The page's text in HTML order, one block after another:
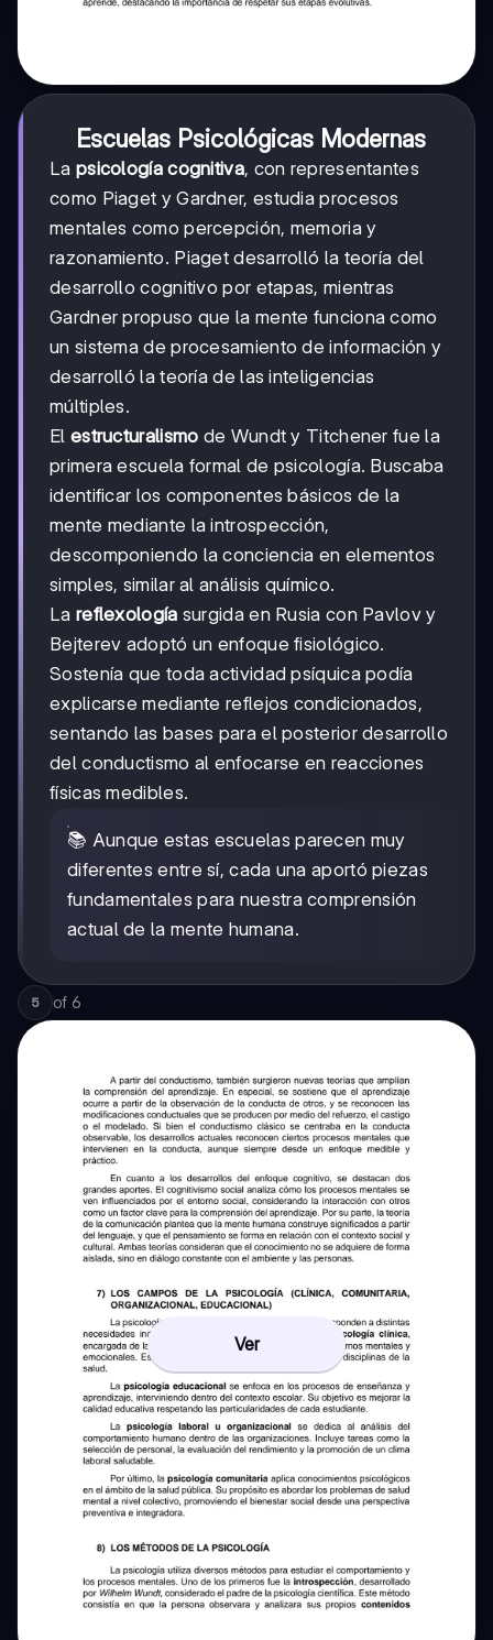
Escuelas Psicológicas Modernas
La psicología cognitiva, con representantes
como Piaget y Gardner, estudia procesos
mentales como percepción, memoria y
razonamiento. Piaget desarrolló la teoría del
desarrollo cognitivo por etapas, mientras
Gardner propuso que la mente funciona como
un sistema de procesamiento de información y
desarrolló la teoría de las inteligencias
múltiples.
El estructuralismo de Wundt y Titchener fue la
primera escuela formal de psicología. Buscaba
identificar los componentes básicos de la
mente mediante la introspección,
descomponiendo la conciencia en elementos
simples, similar al análisis químico.
La reflexología surgida en Rusia con Pavlov y
Bejterev adoptó un enfoque fisiológico.
Sostenía que toda actividad psíquica podía
explicarse mediante reflejos condicionados,
sentando las bases para el posterior desarrollo
del conductismo al enfocarse en reacciones
físicas medibles.
📚 Aunque estas escuelas parecen muy
diferentes entre sí, cada una aportó piezas
fundamentales para nuestra comprensión
actual de la mente humana.
5 of 6
Ver